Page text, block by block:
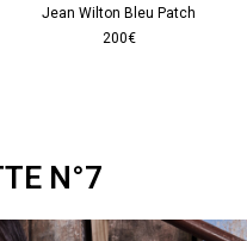
Jean Wilton Bleu Patch
200€
N°7